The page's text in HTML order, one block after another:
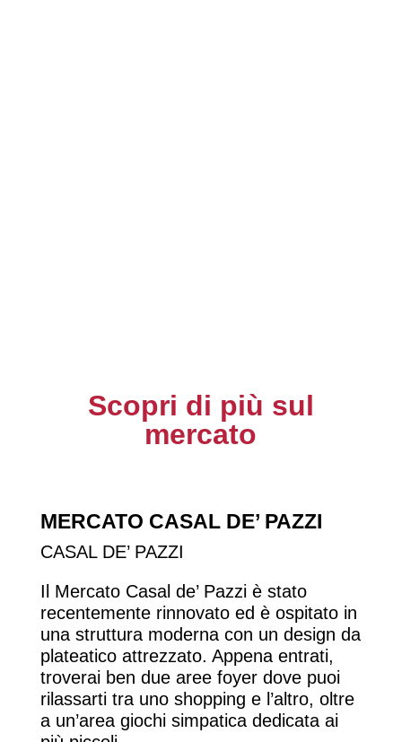
Scopri di più sul
mercato
MERCATO CASAL DE’ PAZZI
CASAL DE’ PAZZI
Il Mercato Casal de’ Pazzi è stato
recentemente rinnovato ed è ospitato in
una struttura moderna con un design da
plateatico attrezzato. Appena entrati,
troverai ben due aree foyer dove puoi
rilassarti tra uno shopping e l’altro, oltre
a un’area giochi simpatica dedicata ai